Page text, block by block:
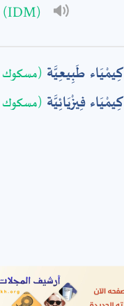
(IDM)
كِيمْيَاء طَبِيعِيَّة (مسكوك
كِيمْيَاء فِيزْيَائِيَّة (مسكوك